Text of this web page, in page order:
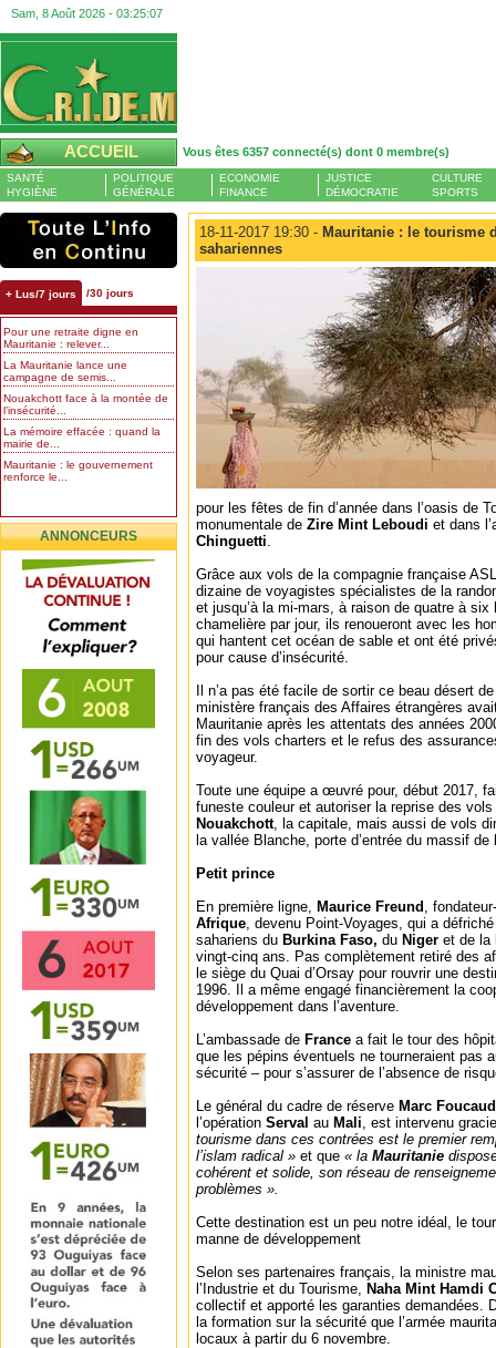
Sam, 8 Août 2026 - 03:25:07
ACCUEIL Vous êtes 6357 connecté(s) dont 0 membre(s)
SANTÉ
HYGIÈNE
POLITIQUE
GÉNÉRALE
ECONOMIE
FINANCE
JUSTICE
DÉMOCRATIE
CULTURE
SPORTS
+ Lus/7 jours /30 jours
Pour une retraite digne en
Mauritanie : relever...
La Mauritanie lance une
campagne de semis...
Nouakchott face à la montée de
l’insécurité...
La mémoire effacée : quand la
mairie de...
Mauritanie : le gouvernement
renforce le...
ANNONCEURS
18-11-2017 19:30 - Mauritanie : le tourisme
sahariennes
pour les fêtes de fin d’année dans l’oasis de
monumentale de Zire Mint Leboudi et dans
Chinguetti.
Grâce aux vols de la compagnie française
dizaine de voyagistes spécialistes de la
et jusqu’à la mi-mars, à raison de quatre à six
chamelière par jour, ils renoueront avec les
qui hantent cet océan de sable et ont été
pour cause d’insécurité.
Il n’a pas été facile de sortir ce beau désert
ministère français des Affaires étrangères
Mauritanie après les attentats des années
fin des vols charters et le refus des
voyageur.
Toute une équipe a œuvré pour, début 2017,
funeste couleur et autoriser la reprise des
Nouakchott, la capitale, mais aussi de vols
la vallée Blanche, porte d’entrée du massif de
Petit prince
En première ligne, Maurice Freund ,
Afrique, devenu Point-Voyages, qui a
sahariens du Burkina Faso, du Niger et de la
vingt-cinq ans. Pas complètement retiré des
le siège du Quai d’Orsay pour rouvrir une
1996. Il a même engagé financièrement la
développement dans l’aventure.
L’ambassade de France a fait le tour des
que les pépins éventuels ne tourneraient pas
sécurité – pour s’assurer de l’absence de
Le général du cadre de réserve Marc
l’opération Serval au Mali, est intervenu
tourisme dans ces contrées est le premier
l’islam radical » et que « la Mauritanie
cohérent et solide, son réseau de
problèmes ».
Cette destination est un peu notre idéal, le
manne de développement
Selon ses partenaires français, la ministre
l’Industrie et du Tourisme, Naha Mint Hamdi
collectif et apporté les garanties demandées.
la formation sur la sécurité que l’armée
locaux à partir du 6 novembre.